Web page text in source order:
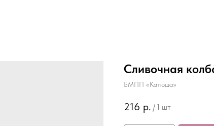
Сливочная
БМПП «Катюша»
216 р. / 1 шт